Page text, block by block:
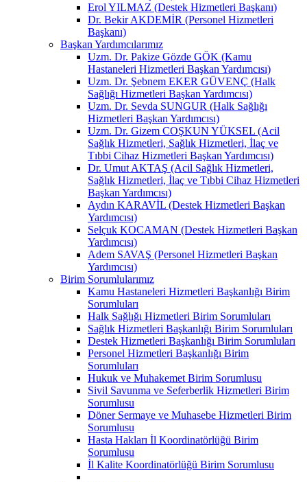
Erol YILMAZ (Destek Hizmetleri Başkanı)
Dr. Bekir AKDEMİR (Personel Hizmetleri
Başkanı)
Başkan Yardımcılarımız
Uzm. Dr. Pakize Gözde GÖK (Kamu
Hastaneleri Hizmetleri Başkan Yardımcısı)
Uzm. Dr. Şebnem EKER GÜVENÇ (Halk
Sağlığı Hizmetleri Başkan Yardımcısı)
Uzm. Dr. Sevda SUNGUR (Halk Sağlığı
Hizmetleri Başkan Yardımcısı)
Uzm. Dr. Gizem COŞKUN YÜKSEL (Acil
Sağlık Hizmetleri, Sağlık Hizmetleri, İlaç ve
Tıbbi Cihaz Hizmetleri Başkan Yardımcısı)
Dr. Umut AKTAŞ (Acil Sağlık Hizmetleri,
Sağlık Hizmetleri, İlaç ve Tıbbi Cihaz Hizmetleri
Başkan Yardımcısı)
Aydın KARAVİL (Destek Hizmetleri Başkan
Yardımcısı)
Selçuk KOCAMAN (Destek Hizmetleri Başkan
Yardımcısı)
Adem SAVAŞ (Personel Hizmetleri Başkan
Yardımcısı)
Birim Sorumlularımız
Kamu Hastaneleri Hizmetleri Başkanlığı Birim
Sorumluları
Halk Sağlığı Hizmetleri Birim Sorumluları
Sağlık Hizmetleri Başkanlığı Birim Sorumluları
Destek Hizmetleri Başkanlığı Birim Sorumluları
Personel Hizmetleri Başkanlığı Birim
Sorumluları
Hukuk ve Muhakemet Birim Sorumlusu
Sivil Savunma ve Seferberlik Hizmetleri Birim
Sorumlusu
Döner Sermaye ve Muhasebe Hizmetleri Birim
Sorumlusu
Hasta Hakları İl Koordinatörlüğü Birim
Sorumlusu
İl Kalite Koordinatörlüğü Birim Sorumlusu